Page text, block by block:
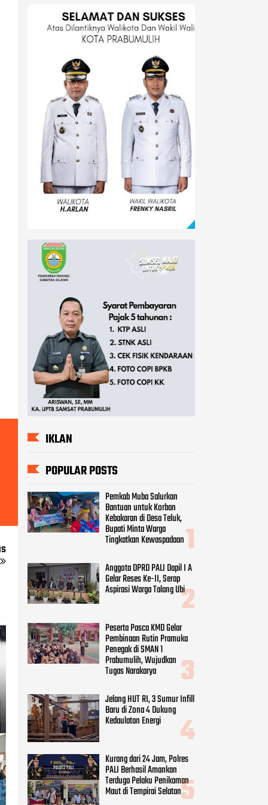
IKLAN
POPULAR POSTS
Pemkab Muba Salurkan
Bantuan untuk Korban
Kebakaran di Desa Teluk,
Bupati Minta Warga
Tingkatkan Kewaspadaan
Anggota DPRD PALI Dapil I A
Gelar Reses Ke-II, Serap
Aspirasi Warga Talang Ubi
Peserta Pasca KMD Gelar
Pembinaan Rutin Pramuka
Penegak di SMAN 1
Prabumulih, Wujudkan
Tugas Narakarya
Jelang HUT RI, 3 Sumur Infill
Baru di Zona 4 Dukung
Kedaulatan Energi
Kurang dari 24 Jam, Polres
PALI Berhasil Amankan
Terduga Pelaku Penikaman
Maut di Tempirai Selatan